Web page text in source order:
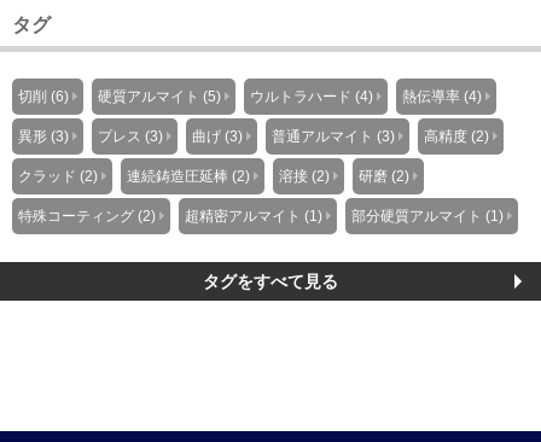
タグ
切削 (6) 硬質アルマイト (5) ウルトラハード (4) 熱伝導率 (4)
異形 (3) プレス (3) 曲げ (3) 普通アルマイト (3) 高精度 (2)
クラッド (2) 連続鋳造圧延棒 (2) 溶接 (2) 研磨 (2)
特殊コーティング (2) 超精密アルマイト (1) 部分硬質アルマイト (1)
タグをすべて見る